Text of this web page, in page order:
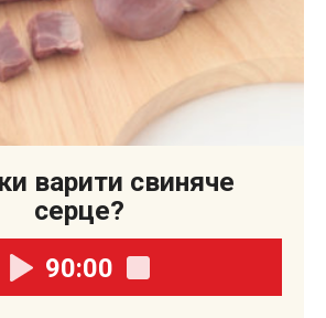
серце?
90:00